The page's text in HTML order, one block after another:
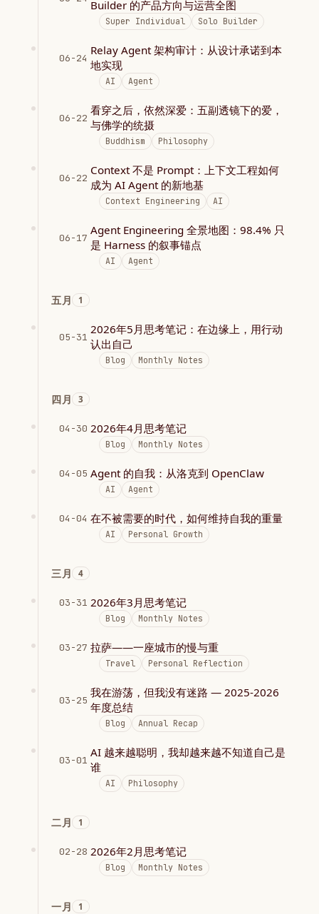
Builder 的产品方向与运营全图
Super Individual Solo Builder
06-24
Relay Agent 架构审计：从设计承诺到本
地实现
AI Agent
06-22
看穿之后，依然深爱：五副透镜下的爱，
与佛学的统摄
Buddhism Philosophy
06-22
Context 不是 Prompt：上下文工程如何
成为 AI Agent 的新地基
Context Engineering AI
06-17
Agent Engineering 全景地图：98.4% 只
是 Harness 的叙事锚点
AI Agent
五月 1
05-31
2026年5月思考笔记：在边缘上，用行动
认出自己
Blog Monthly Notes
四月 3
04-30 2026年4月思考笔记
Blog Monthly Notes
04-05 Agent 的自我：从洛克到 OpenClaw
AI Agent
04-04 在不被需要的时代，如何维持自我的重量
AI Personal Growth
三月 4
03-31 2026年3月思考笔记
Blog Monthly Notes
03-27 拉萨——一座城市的慢与重
Travel Personal Reflection
03-25
我在游荡，但我没有迷路 — 2025-2026
年度总结
Blog Annual Recap
03-01
AI 越来越聪明，我却越来越不知道自己是
谁
AI Philosophy
二月 1
02-28 2026年2月思考笔记
Blog Monthly Notes
一月 1